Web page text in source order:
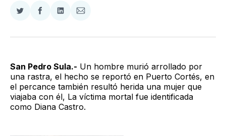
Compartir
Twitter
Compartir
Facebook
Compartir
LinkedIn
Compartir
Email
San Pedro Sula.- Un hombre murió arrollado por
una rastra, el hecho se reportó en Puerto Cortés, en
el percance también resultó herida una mujer que
viajaba con él, La víctima mortal fue identificada
como Diana Castro.